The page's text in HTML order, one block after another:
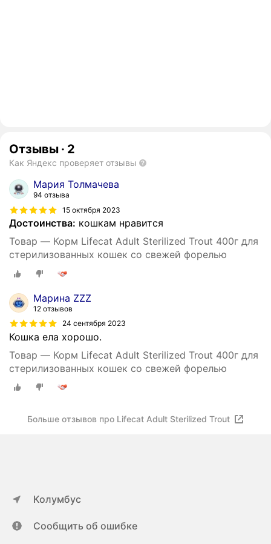
Отзывы · 2
Как Яндекс проверяет отзывы
Мария Толмачева
94 отзыва
15 октября 2023
Достоинства: кошкам нравится
Товар — Корм Lifecat Adult Sterilized Trout 400г для
стерилизованных кошек со свежей форелью
Марина ZZZ
12 отзывов
24 сентября 2023
Кошка ела хорошо.
Товар — Корм Lifecat Adult Sterilized Trout 400г для
стерилизованных кошек со свежей форелью
Больше отзывов про Lifecat Adult Sterilized Trout
Колумбус
Сообщить об ошибке